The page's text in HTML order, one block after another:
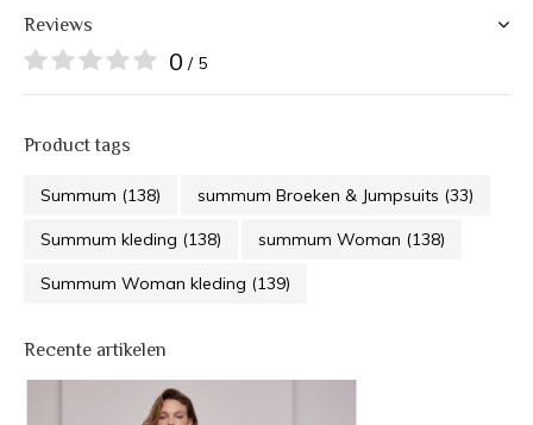
Reviews
0 / 5
Product tags
Summum (138) summum Broeken & Jumpsuits (33)
Summum kleding (138) summum Woman (138)
Summum Woman kleding (139)
Recente artikelen